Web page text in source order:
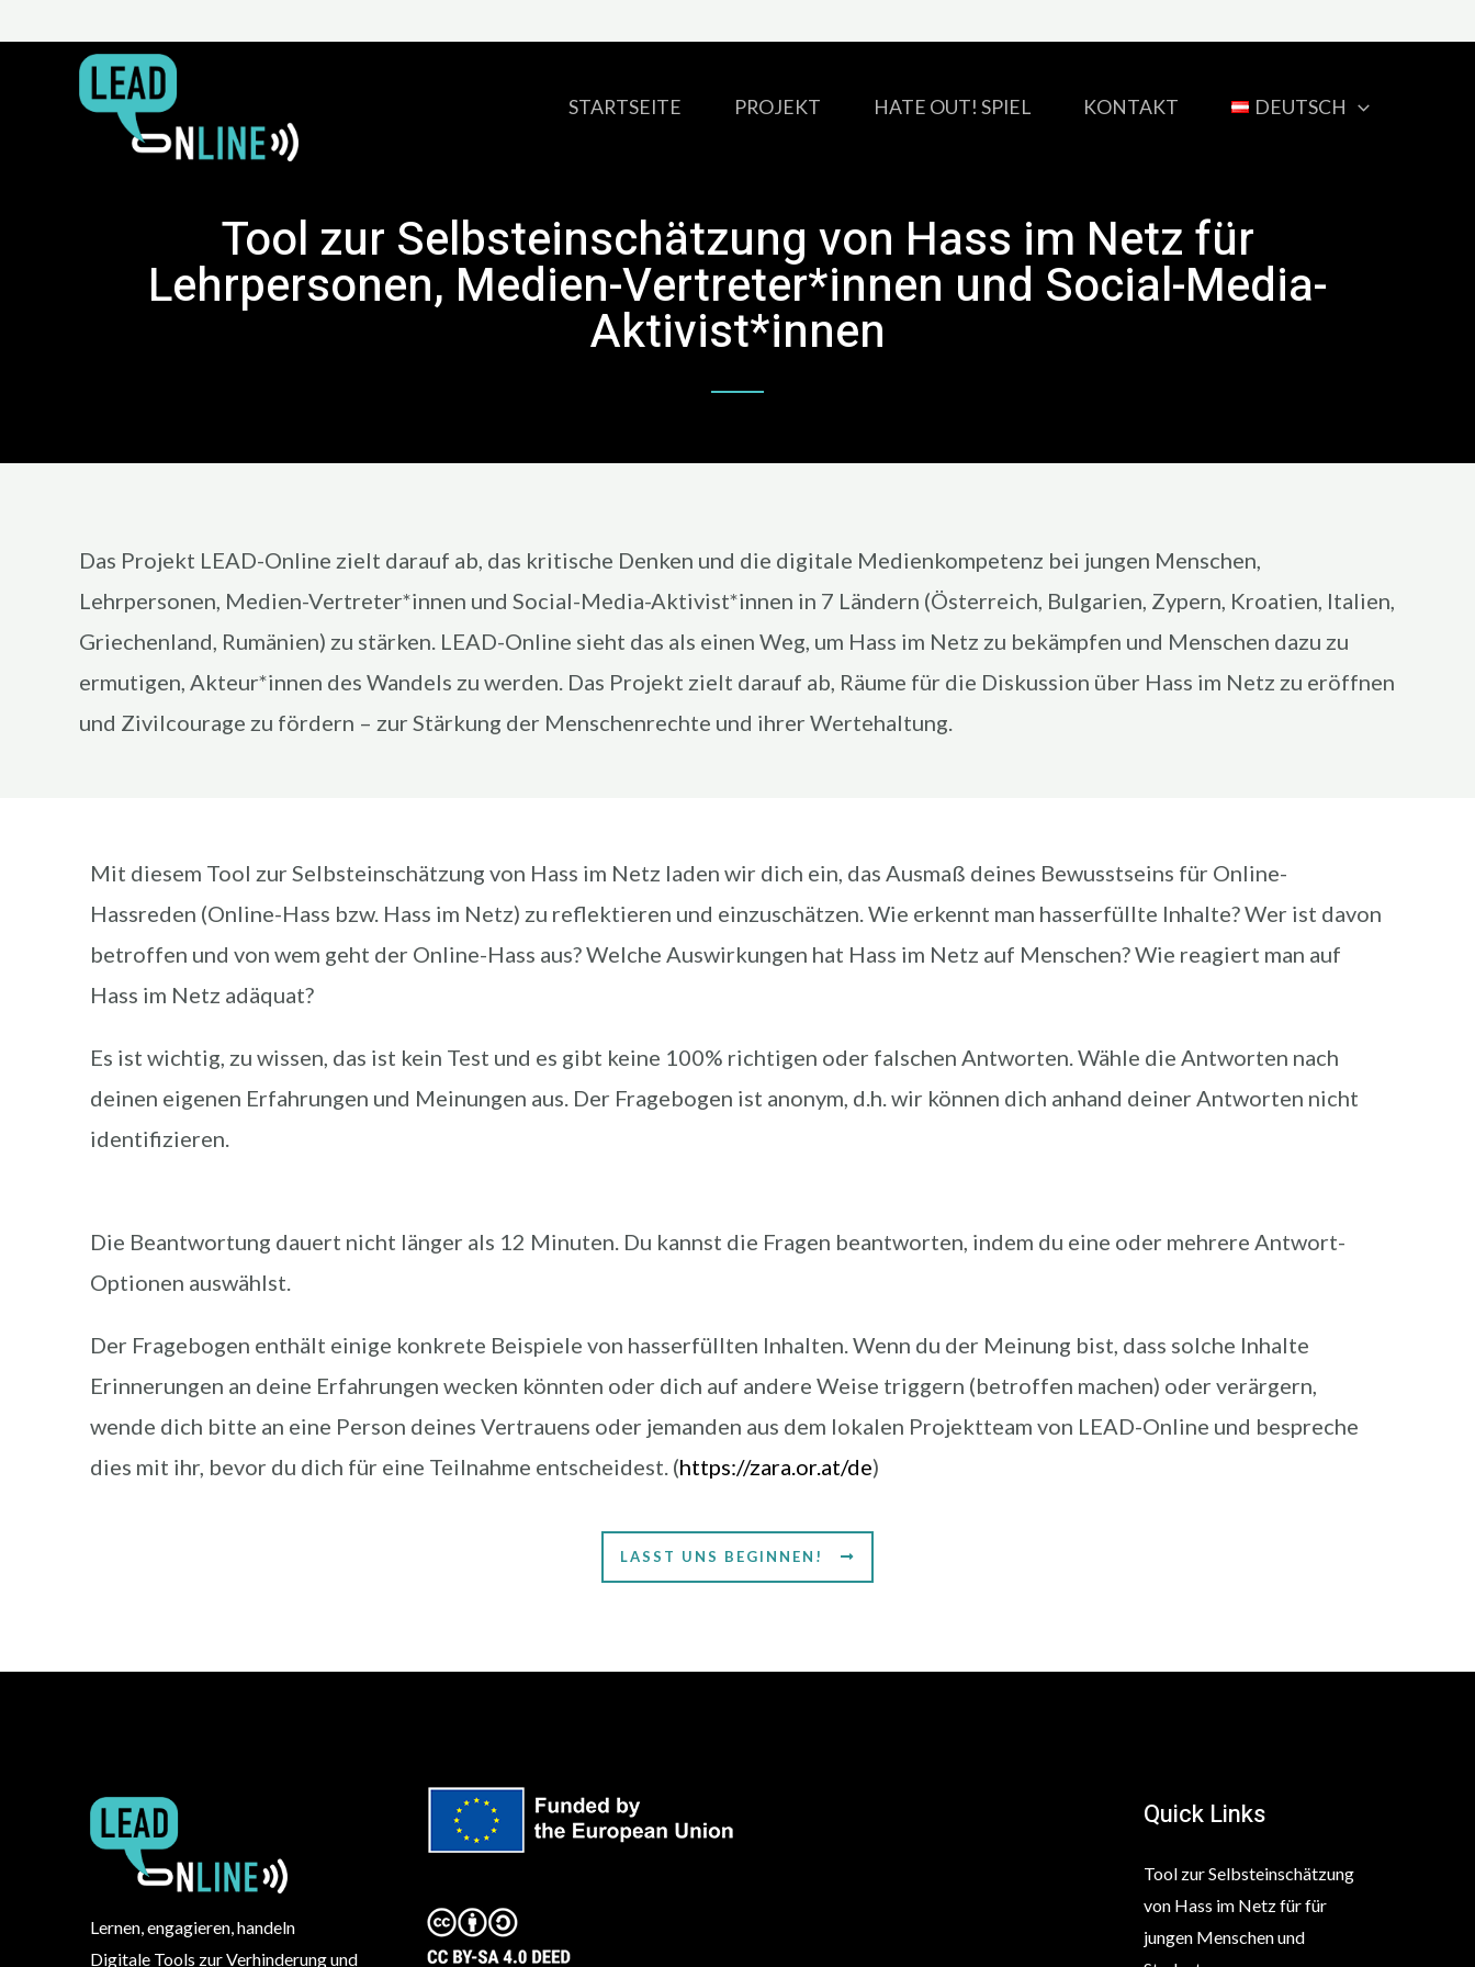
STARTSEITE PROJEKT HATE OUT! SPIEL KONTAKT DEUTSCH
Tool zur Selbsteinschätzung von Hass im Netz für
Lehrpersonen, Medien-Vertreter*innen und Social-Media-
Aktivist*innen
Das Projekt LEAD-Online zielt darauf ab, das kritische Denken und die digitale Medienkompetenz bei jungen Menschen,
Lehrpersonen, Medien-Vertreter*innen und Social-Media-Aktivist*innen in 7 Ländern (Österreich, Bulgarien, Zypern, Kroatien, Italien,
Griechenland, Rumänien) zu stärken. LEAD-Online sieht das als einen Weg, um Hass im Netz zu bekämpfen und Menschen dazu zu
ermutigen, Akteur*innen des Wandels zu werden. Das Projekt zielt darauf ab, Räume für die Diskussion über Hass im Netz zu eröffnen
und Zivilcourage zu fördern – zur Stärkung der Menschenrechte und ihrer Wertehaltung.
Mit diesem Tool zur Selbsteinschätzung von Hass im Netz laden wir dich ein, das Ausmaß deines Bewusstseins für Online-
Hassreden (Online-Hass bzw. Hass im Netz) zu reflektieren und einzuschätzen. Wie erkennt man hasserfüllte Inhalte? Wer ist davon
betroffen und von wem geht der Online-Hass aus? Welche Auswirkungen hat Hass im Netz auf Menschen? Wie reagiert man auf
Hass im Netz adäquat?
Es ist wichtig, zu wissen, das ist kein Test und es gibt keine 100% richtigen oder falschen Antworten. Wähle die Antworten nach
deinen eigenen Erfahrungen und Meinungen aus. Der Fragebogen ist anonym, d.h. wir können dich anhand deiner Antworten nicht
identifizieren.
Die Beantwortung dauert nicht länger als 12 Minuten. Du kannst die Fragen beantworten, indem du eine oder mehrere Antwort-
Optionen auswählst.
Der Fragebogen enthält einige konkrete Beispiele von hasserfüllten Inhalten. Wenn du der Meinung bist, dass solche Inhalte
Erinnerungen an deine Erfahrungen wecken könnten oder dich auf andere Weise triggern (betroffen machen) oder verärgern,
wende dich bitte an eine Person deines Vertrauens oder jemanden aus dem lokalen Projektteam von LEAD-Online und bespreche
dies mit ihr, bevor du dich für eine Teilnahme entscheidest. (https://zara.or.at/de)
LASST UNS BEGINNEN!
Lernen, engagieren, handeln
Digitale Tools zur Verhinderung und
Quick Links
Tool zur Selbsteinschätzung
von Hass im Netz für für
jungen Menschen und